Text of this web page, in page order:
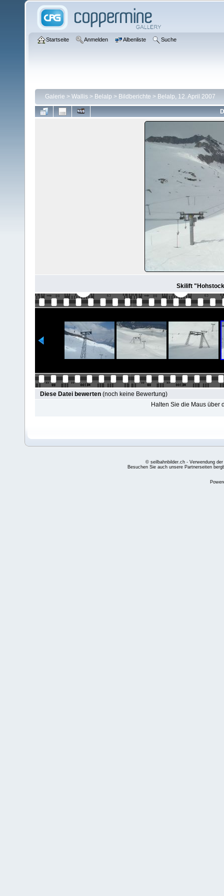
Startseite Anmelden Albenliste Suche
Galerie > Wallis > Belalp > Bildberichte > Belalp, 12. April 2007
Skilift
Diese Datei bewerten (noch keine Bewertung)
Halten Sie die Maus über
© seilbahnbilder.ch - Verwendung
Besuchen Sie auch unsere Partnerseiten